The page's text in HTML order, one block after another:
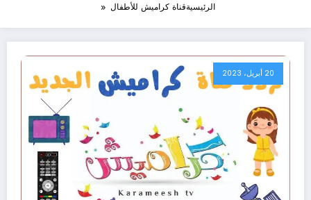
الرئيسيةقناة كراميش للأطفال
20 أبريل، 2023